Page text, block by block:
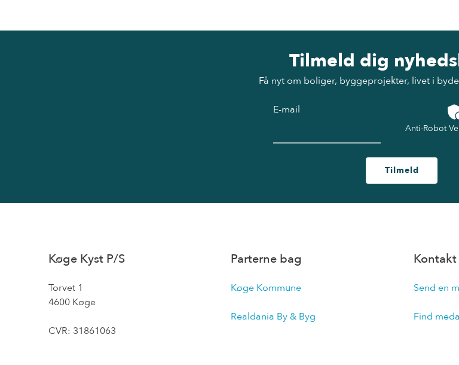
Tilmeld dig
Få nyt om boliger, byggeprojekter, livet i
E-mail
Anti-Robot
Tilmeld
Køge Kyst P/S
Torvet 1
4600 Køge
CVR: 31861063
Parterne bag
Køge Kommune
Realdania By & Byg
Kontakt
Send en
Find